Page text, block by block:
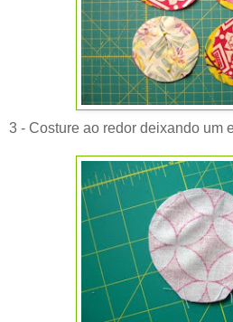
3 - Costure ao redor deixando um